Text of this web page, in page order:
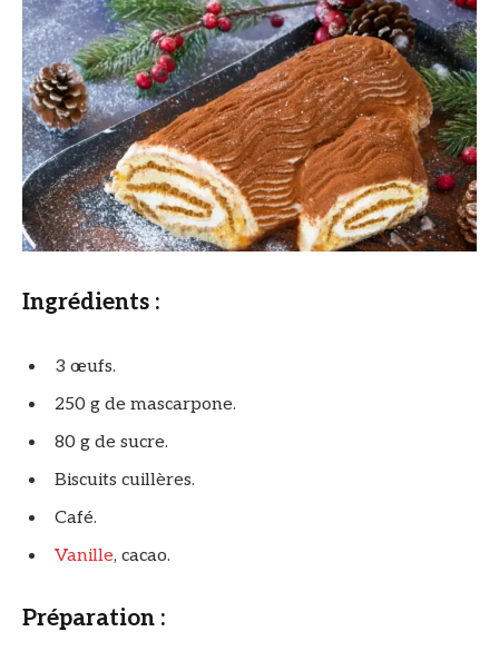
Ingrédients :
3 œufs.
250 g de mascarpone.
80 g de sucre.
Biscuits cuillères.
Café.
Vanille, cacao.
Préparation :